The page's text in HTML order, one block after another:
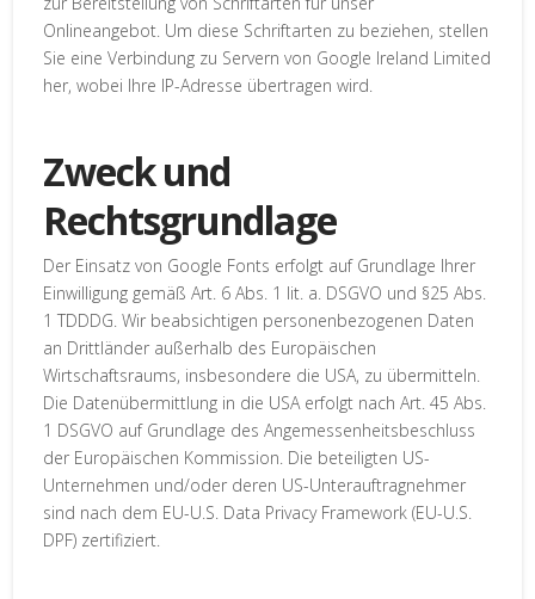
Onlineangebot. Um diese Schriftarten zu beziehen, stellen
Sie eine Verbindung zu Servern von Google Ireland Limited
her, wobei Ihre IP-Adresse übertragen wird.
Zweck und
Rechtsgrundlage
Der Einsatz von Google Fonts erfolgt auf Grundlage Ihrer
Einwilligung gemäß Art. 6 Abs. 1 lit. a. DSGVO und §25 Abs.
1 TDDDG. Wir beabsichtigen personenbezogenen Daten
an Drittländer außerhalb des Europäischen
Wirtschaftsraums, insbesondere die USA, zu übermitteln.
Die Datenübermittlung in die USA erfolgt nach Art. 45 Abs.
1 DSGVO auf Grundlage des Angemessenheitsbeschluss
der Europäischen Kommission. Die beteiligten US-
Unternehmen und/oder deren US-Unterauftragnehmer
sind nach dem EU-U.S. Data Privacy Framework (EU-U.S.
DPF) zertifiziert.